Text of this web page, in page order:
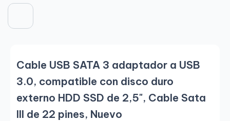
Cable USB SATA 3 adaptador a USB
3.0, compatible con disco duro
externo HDD SSD de 2,5", Cable Sata
III de 22 pines, Nuevo